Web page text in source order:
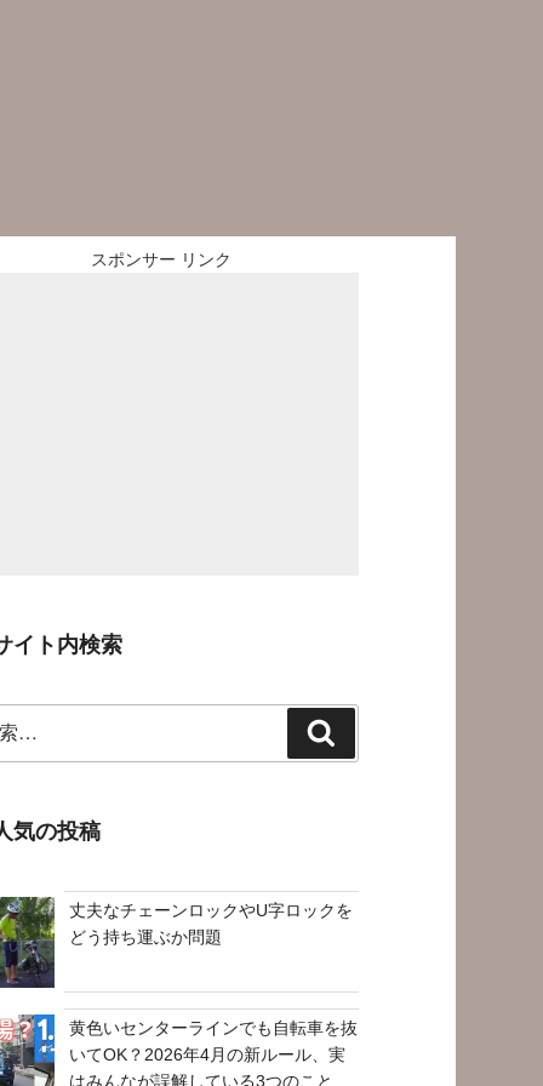
スポンサー リンク
イト内検索
索
気の投稿
丈夫なチェーンロックやU字ロックを
どう持ち運ぶか問題
黄色いセンターラインでも自転車を抜
いてOK？2026年4月の新ルール、実
はみんなが誤解している3つのこと